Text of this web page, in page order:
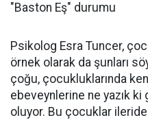
"Baston Eş" durumu
Psikolog Esra Tuncer,
örnek olarak da şunları
çoğu, çocukluklarında
ebeveynlerine ne yazık
oluyor. Bu çocuklar